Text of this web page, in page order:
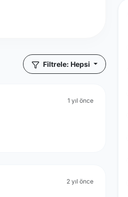
Filtrele: Hepsi
1 yıl önce
2 yıl önce